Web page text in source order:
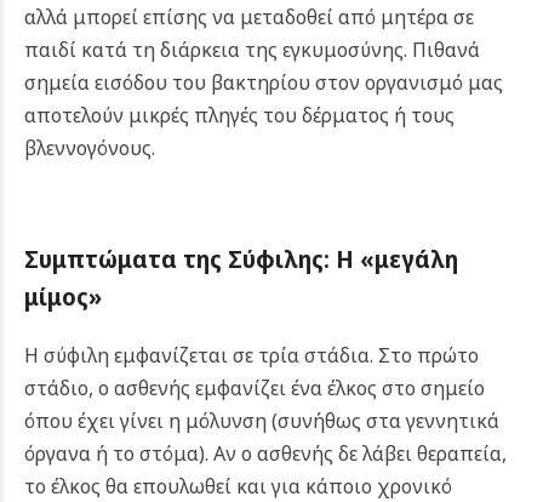
αλλά μπορεί επίσης να μεταδοθεί από μητέρα σε
παιδί κατά τη διάρκεια της εγκυμοσύνης. Πιθανά
σημεία εισόδου του βακτηρίου στον οργανισμό μας
αποτελούν μικρές πληγές του δέρματος ή τους
βλεννογόνους.
Συμπτώματα της Σύφιλης: Η «μεγάλη
μίμος»
Η σύφιλη εμφανίζεται σε τρία στάδια. Στο πρώτο
στάδιο, ο ασθενής εμφανίζει ένα έλκος στο σημείο
όπου έχει γίνει η μόλυνση (συνήθως στα γεννητικά
όργανα ή το στόμα). Αν ο ασθενής δε λάβει θεραπεία,
το έλκος θα επουλωθεί και για κάποιο χρονικό